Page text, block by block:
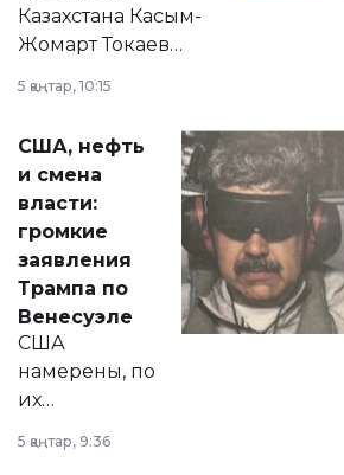
Казахстана Касым-
Жомарт Токаев
сразу несколько
актуальных тем —
от слухов о
политических
реформах до
вопросов армии,
экономики и
личного здоровья.
5 қаңтар, 10:15
США, нефть
и смена
власти:
громкие
заявления
Трампа по
Венесуэле
США
намерены, по
их
принести
5 қаңтар, 9:36